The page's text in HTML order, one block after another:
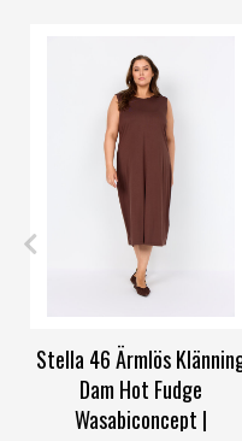
50/52
Stella 46 Ärmlös
Dam Hot Fudge
Wasabiconcept |